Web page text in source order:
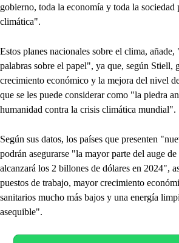
gobierno, toda la economía y toda la sociedad
climática".
Estos planes nacionales sobre el clima,
palabras sobre el papel", ya que, según Stiell,
crecimiento económico y la mejora del nivel
que se les puede considerar como "la piedra
humanidad contra la crisis climática mundial".
Según sus datos, los países que presenten
podrán asegurarse "la mayor parte del auge
alcanzará los 2 billones de dólares en 2024",
puestos de trabajo, mayor crecimiento
sanitarios mucho más bajos y una energía
asequible".